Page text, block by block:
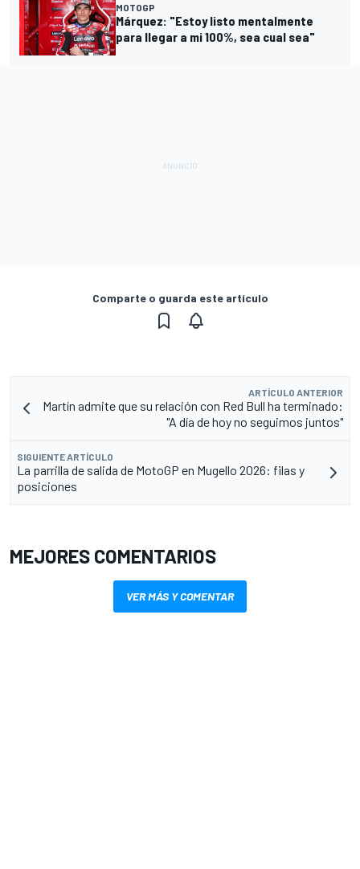
MOTOGP
Márquez: "Estoy listo mentalmente
para llegar a mi 100%, sea cual sea"
Comparte o guarda este artículo
ARTÍCULO ANTERIOR
Martín admite que su relación con Red Bull ha terminado:
"A día de hoy no seguimos juntos"
SIGUIENTE ARTÍCULO
La parrilla de salida de MotoGP en Mugello 2026: filas y
posiciones
MEJORES COMENTARIOS
VER MÁS Y COMENTAR